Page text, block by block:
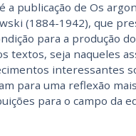
a publicação de Os
(1884-1942), que
para a produção
textos, seja naqueles
interessantes
para uma reflexão
para o campo da